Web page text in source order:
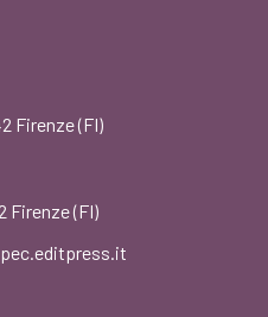
Firenze (FI)
Firenze (FI)